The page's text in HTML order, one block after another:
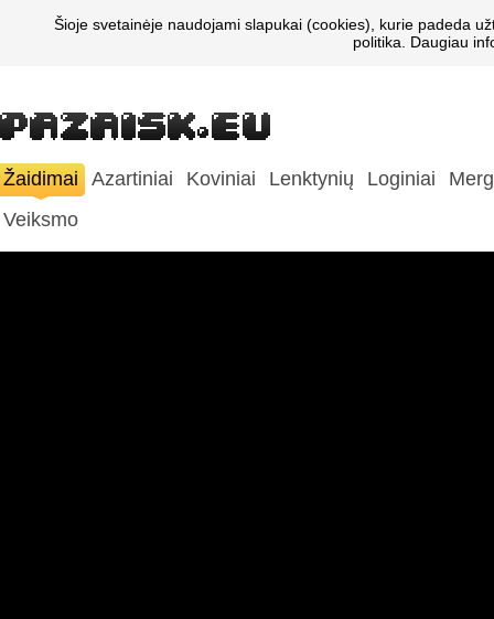
Šioje svetainėje naudojami slapukai (cookies), kurie padeda
politika. Daugiau
Žaidimai Azartiniai Koviniai Lenktynių Loginiai
Veiksmo